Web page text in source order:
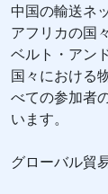
中国の輸送ネ
アフリカの国
ベルト・アン
国々における
べての参加者
います。
グローバル貿